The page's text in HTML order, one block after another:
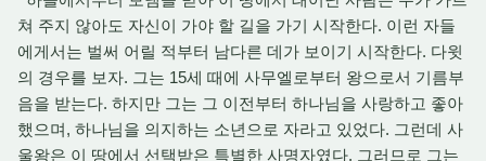
쳐 주지 않아도 자신이 가야 할 길을 가기 시작한다. 이런 자들
에게서는 벌써 어릴 적부터 남다른 데가 보이기 시작한다. 다윗
의 경우를 보자. 그는 15세 때에 사무엘로부터 왕으로서 기름부
음을 받는다. 하지만 그는 그 이전부터 하나님을 사랑하고 좋아
했으며, 하나님을 의지하는 소년으로 자라고 있었다. 그런데 사
울왕은 이 땅에서 선택받은 특별한 사명자였다. 그러므로 그는